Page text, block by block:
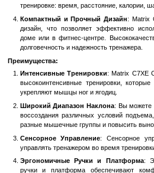
помогут вам подняться на новый
соответствует самым высоким
так и для фитнес-центров.
Особенности:
Эффективное Симулирование
реальные лестницы, что
эффективными. Вы
мотивации и результативности.
Широкий Угол Наклона :
58%, вы можете настраивать
потребности. Это позволяет
зависимости от вашей
Дисплей с Сенсорным